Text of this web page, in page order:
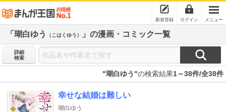
新規登録 ログイン メニュー
「瑚白ゆう （こはくゆう） 」の漫画・コミック一覧
詳細
検索
"瑚白ゆう"の検索結果1～38件/全38件
幸せな結婚は難しい
瑚白ゆう